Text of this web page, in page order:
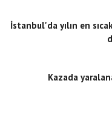
İstanbul'da yılın en
Kazada